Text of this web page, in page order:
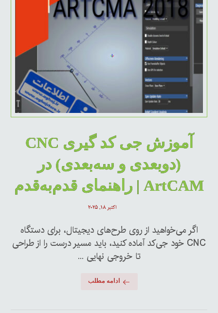
آموزش جی کد گیری CNC
(دوبعدی و سه‌بعدی) در
ArtCAM | راهنمای قدم‌به‌قدم
اکتبر ۱۸, ۲۰۲۵
اگر می‌خواهید از روی طرح‌های دیجیتال، برای دستگاه
CNC خود جی‌کد آماده کنید، باید مسیر درست را از طراحی
تا خروجی نهایی ...
ادامه مطلب